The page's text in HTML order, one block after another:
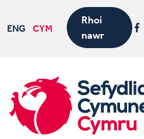
ENG CYM
Rhoi
nawr